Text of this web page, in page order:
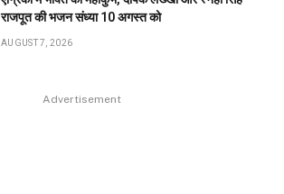
राजपूत की भजन संध्या 10 अगस्त को
AUGUST 7, 2026
Advertisement